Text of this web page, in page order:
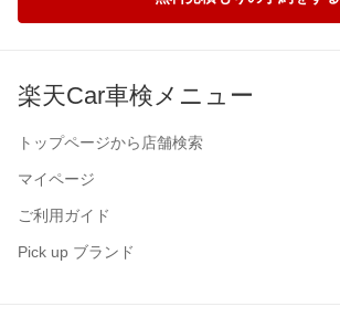
楽天Car車検メニュー
トップページから店舗検索
マイページ
ご利用ガイド
Pick up ブランド